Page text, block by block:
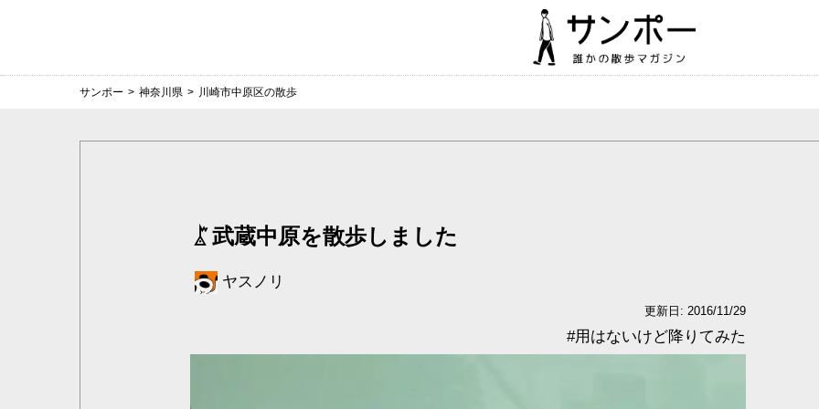
サンポー > 神奈川県 > 川崎市中原区の散歩
武蔵中原を散歩しました
ヤスノリ
更新日: 2016/11/29
#用はないけど降りてみた